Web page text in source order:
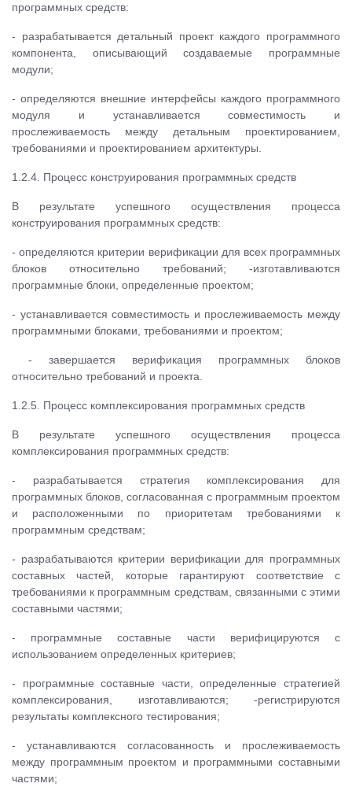
программных средств:
- разрабатывается детальный проект каждого программного
компонента, описывающий создаваемые программные
модули;
- определяются внешние интерфейсы каждого программного
модуля и устанавливается совместимость и
прослеживаемость между детальным проектированием,
требованиями и проектированием архитектуры.
1.2.4. Процесс конструирования программных средств
В результате успешного осуществления процесса
конструирования программных средств:
- определяются критерии верификации для всех программных
блоков относительно требований; -изготавливаются
программные блоки, определенные проектом;
- устанавливается совместимость и прослеживаемость между
программными блоками, требованиями и проектом;
- завершается верификация программных блоков
относительно требований и проекта.
1.2.5. Процесс комплексирования программных средств
В результате успешного осуществления процесса
комплексирования программных средств:
- разрабатывается стратегия комплексирования для
программных блоков, согласованная с программным проектом
и расположенными по приоритетам требованиями к
программным средствам;
- разрабатываются критерии верификации для программных
составных частей, которые гарантируют соответствие с
требованиями к программным средствам, связанными с этими
составными частями;
- программные составные части верифицируются с
использованием определенных критериев;
- программные составные части, определенные стратегией
комплексирования, изготавливаются; -регистрируются
результаты комплексного тестирования;
- устанавливаются согласованность и прослеживаемость
между программным проектом и программными составными
частями;